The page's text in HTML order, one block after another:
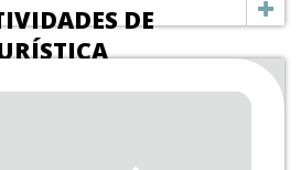
DE